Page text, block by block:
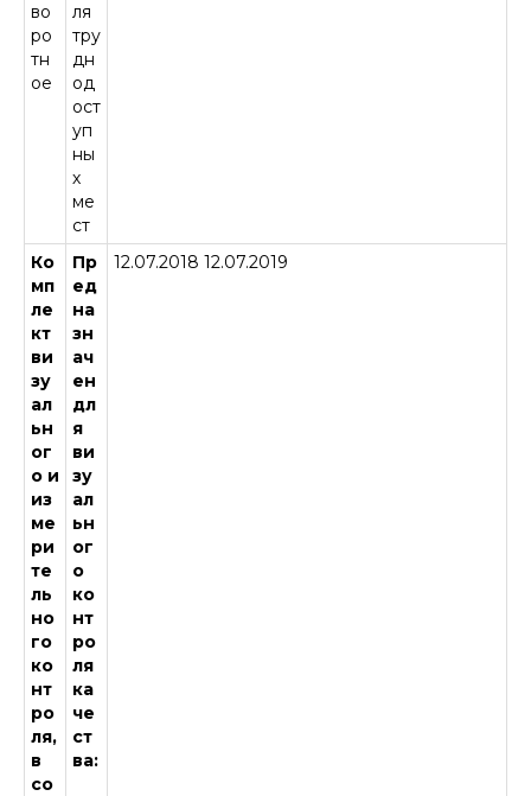
во
ро
тн
ое
ля
тру
дн
од
ост
уп
ны
х
ме
ст
Ко
мп
ле
кт
ви
зу
ал
ьн
ог
о и
из
ме
ри
те
ль
но
го
ко
нт
ро
ля,
в
со
Пр
ед
на
зн
ач
ен
дл
я
ви
зу
ал
ьн
ог
о
ко
нт
ро
ля
ка
че
ст
ва:
12.07.2018 12.07.2019
О КОМПАНИИ
УСЛУГИ
ЛАБОРАТОРИЯ
+7 (499) 557-03-62
КОНТАКТЫ
Политика использования cookies
обработки персональных данных
Политика рассылки уведомлений и информации
рекламного характера
персональных данных
рассылки рекламно-информационных материалов
info@n-g-b.ru
ООО "НЕФТЕГАЗБЕЗОПАСНОСТЬ"